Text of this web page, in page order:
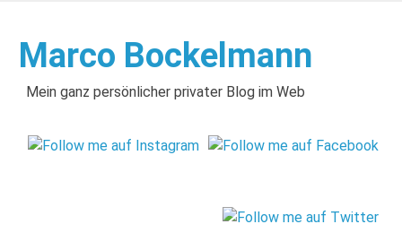
springen
Marco Bockelmann
Mein ganz persönlicher privater Blog im Web